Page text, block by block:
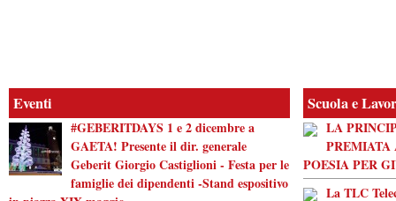
Eventi
#GEBERITDAYS 1 e 2 dicembre a
GAETA! Presente il dir. generale
Geberit Giorgio Castiglioni - Festa per le
famiglie dei dipendenti -Stand espositivo
Scuola e
LA
POESIA PER
La TLC